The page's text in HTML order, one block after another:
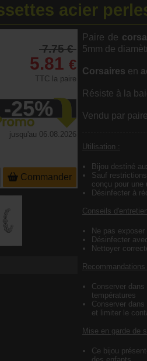
acier
7.75 €
5.81 €
TTC la paire
-25%
jusqu'au 06.08.2026
Commander
Paire de
5mm de
Corsaires en
Résiste à la
Vendu par
Utilisation :
Bijou destiné
Sauf
conçu pour une
Désinfecter à
Conseils
Ne pas
Désinfecter
Nettoyer
Conserver
températures
Conserver
et limiter le
Mise en garde de
Ce bijou